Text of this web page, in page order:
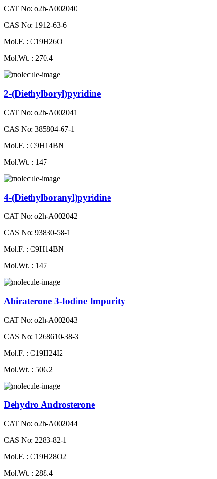
CAT No: o2h-A002040
CAS No: 1912-63-6
Mol.F. : C19H26O
Mol.Wt. : 270.4
2-​(Diethylboryl)pyridine
CAT No: o2h-A002041
CAS No: 385804-67-1
Mol.F. : C9H14BN
Mol.Wt. : 147
4-(Diethylboranyl)​pyridine
CAT No: o2h-A002042
CAS No: 93830-58-1
Mol.F. : C9H14BN
Mol.Wt. : 147
Abiraterone 3-Iodine Impurity
CAT No: o2h-A002043
CAS No: 1268610-38-3
Mol.F. : C19H24I2
Mol.Wt. : 506.2
Dehydro Androsterone
CAT No: o2h-A002044
CAS No: 2283-82-1
Mol.F. : C19H28O2
Mol.Wt. : 288.4